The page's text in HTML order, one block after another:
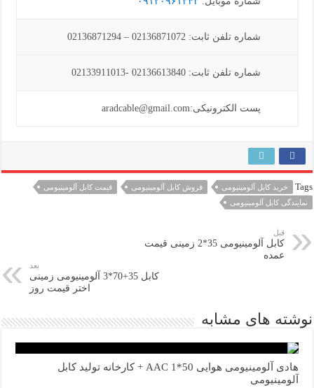
شماره تلفن ثابت: 02136871072 – 02136871294
شماره تلفن ثابت: 02136613840 -02133911013
پست الکترونیکی:aradcable@gmail.com
Tags خرید کابل آلومینیومی فروش کابل آلومینیومی
قیمت کابل آلومینیومی
نمایندگی کابل آلومینیومی
قبل
کابل آلومینیومی 35*2 زمینی قیمت
عمده
بعد
کابل 35+70*3 آلومینیومی زمینی
اختر قیمت روز
نوشته های مشابه
هادی آلومینیومی هوایی 50*1 AAC + کارخانه تولید کابل
آلومینیومی